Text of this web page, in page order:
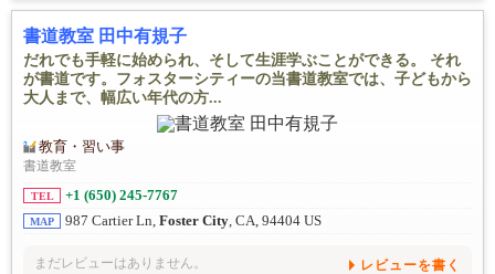
書道教室 田中有規子
だれでも手軽に始められ、そして生涯学ぶことができる。 それ
が書道です。フォスターシティーの当書道教室では、子どもから
大人まで、幅広い年代の方...
教育・習い事
書道教室
TEL +1 (650) 245-7767
MAP 987 Cartier Ln, Foster City , CA, 94404 US
まだレビューはありません。 レビューを書く